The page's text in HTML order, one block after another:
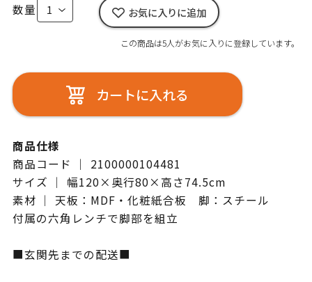
数量 お気に入りに追加
この商品は5人がお気に入りに登録しています。
カートに入れる
商品仕様
商品コード ｜ 2100000104481
サイズ ｜ 幅120×奥行80×高さ74.5cm
素材 ｜ 天板：MDF・化粧紙合板 脚：スチール
付属の六角レンチで脚部を組立
■玄関先までの配送■